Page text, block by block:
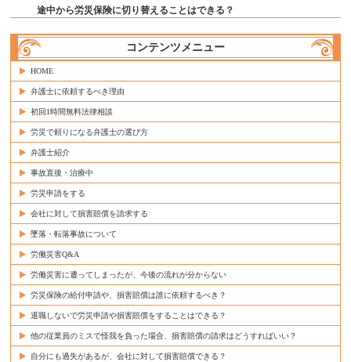
途中から労災保険に切り替えることはできる？
コンテンツメニュー
HOME
弁護士に依頼するべき理由
初回1時間無料法律相談
労災で頼りになる弁護士の選び方
弁護士紹介
事故直後・治療中
労災申請をする
会社に対して損害賠償を請求する
墜落・転落事故について
労働災害Q&A
労働災害に遭ってしまったが、今後の流れが分からない
労災保険の給付申請や、損害賠償は誰に依頼するべき？
退職しないで労災申請や損害賠償をすることはできる？
他の従業員のミスで怪我を負った場合、損害賠償の請求はどうすればいい？
自分にも過失があるが、会社に対して損害賠償できる？